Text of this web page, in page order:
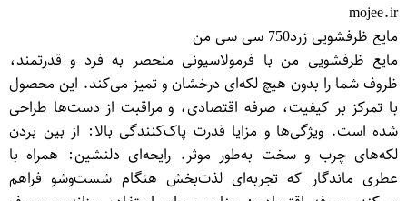
mojee.ir
مایع ظرفشویی زرد750 سی سی من
مایع ظرفشویی من با فرمولاسیونی منحصر به فرد و قدرتمند،
ظروف شما را بدون هیچ لکه‌ای درخشان و تمیز می‌کند. این محصول
با تمرکز بر کیفیت، صرفه اقتصادی، و مراقبت از دست‌ها طراحی
شده است. ویژگی‌ها و مزایا قدرت پاک‌کنندگی بالا: از بین بردن
لکه‌های چرب و سخت به‌طور موثر. رایحه‌ای دلنشین: همراه با
عطری ماندگار که تجربه‌ای لذت‌بخش هنگام شست‌وشو فراهم